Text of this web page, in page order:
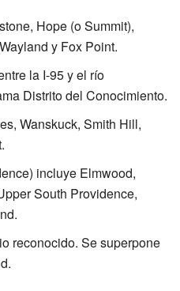
Hope (o Summit),
y Fox Point.
la I-95 y el río
Distrito del Conocimiento.
Wanskuck, Smith Hill,
incluye Elmwood,
South Providence,
reconocido. Se superpone